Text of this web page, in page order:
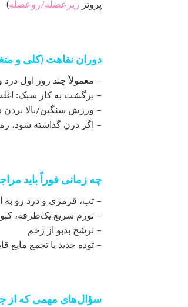
پروتز زیرعضله/روعضله)
دوران نقاهت (کلی و
– معمولاً چند روز اول
– برگشت به کار سبک: اغلب حدود ۱ تا ۲ هفته
– ورزش سنگین/بالا بردن دست‌ها:
– اگر درن گذاشته شود،
چه زمانی فوراً باید
– تب، قرمزی و درد رو به
– تورم سریع یک‌طرفه،
– ترشح بدبو از زخم
– توده جدید یا تجمع مایع
سؤال‌های مهمی که از